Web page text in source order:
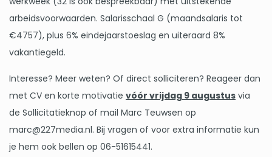
arbeidsvoorwaarden. Salarisschaal G (maandsalaris tot
€4757), plus 6% eindejaarstoeslag en uiteraard 8%
vakantiegeld.
Interesse? Meer weten? Of direct solliciteren? Reageer dan
met CV en korte motivatie vóór vrijdag 9 augustus via
de Sollicitatieknop of mail Marc Teuwsen op
marc@227media.nl. Bij vragen of voor extra informatie kun
je hem ook bellen op 06-51615441.